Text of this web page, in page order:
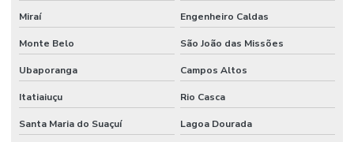
Serviços de mão de obra
Serviços de mão de obra terceirizada
Serviços Profissionais De Manutenção Preventiva
Serviços de terceirização de mão de obra
Sistemas De Monitoramento Preditivo
Miraí Engenheiro Caldas
Monte Belo São João das Missões
Ubaporanga Campos Altos
Itatiaiuçu Rio Casca
Santa Maria do Suaçuí Lagoa Dourada